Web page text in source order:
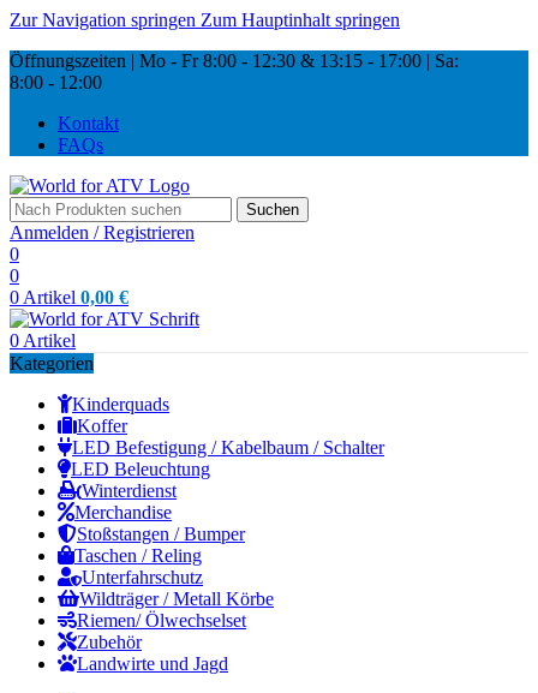
Zur Navigation springen Zum Hauptinhalt springen
Öffnungszeiten | Mo - Fr8:00 - 12:30 & 13:15 - 17:00 | Sa:
8:00 - 12:00
Kontakt
FAQs
Suchen
Anmelden / Registrieren
0
0
0 Artikel 0,00 €
0 Artikel
Kategorien
Kinderquads
Koffer
LED Befestigung / Kabelbaum / Schalter
LED Beleuchtung
Winterdienst
Merchandise
Stoßstangen / Bumper
Taschen / Reling
Unterfahrschutz
Wildträger / Metall Körbe
Riemen/ Ölwechselset
Zubehör
Landwirte und Jagd